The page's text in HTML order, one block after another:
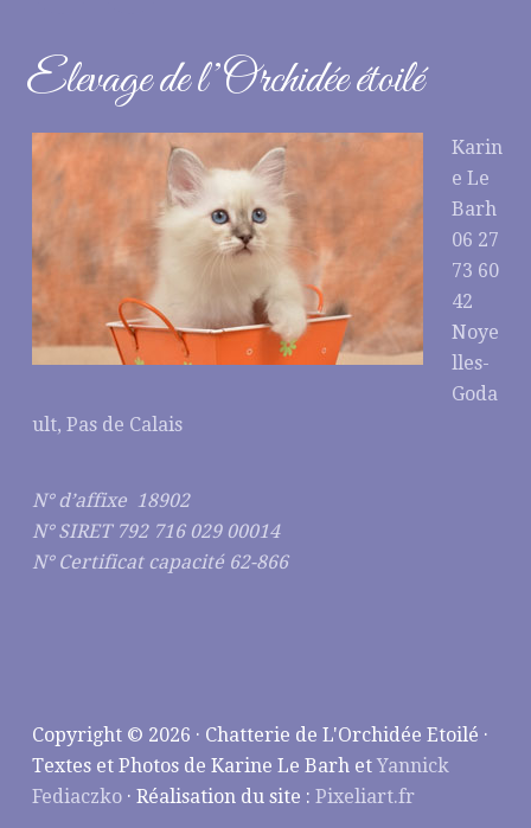
Elevage de l’Orchidée étoilé
Karin
e Le
Barh
06 27
73 60
42
Noye
lles-
Goda
ult, Pas de Calais
N° d’affixe 18902
N° SIRET 792 716 029 00014
N° Certificat capacité 62-866
Copyright © 2026 · Chatterie de L'Orchidée Etoilé ·
Textes et Photos de Karine Le Barh etYannick
Fediaczko · Réalisation du site :Pixeliart.fr